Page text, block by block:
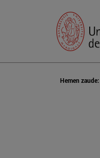
Hemen zaude: